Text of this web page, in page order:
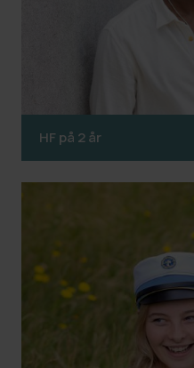
HF på 2 år